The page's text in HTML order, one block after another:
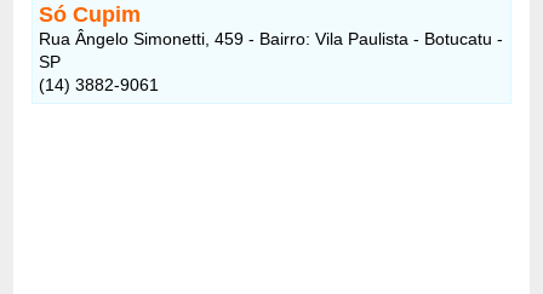
Só Cupim
Rua Ângelo Simonetti, 459 - Bairro: Vila Paulista - Botucatu -
SP
(14) 3882-9061